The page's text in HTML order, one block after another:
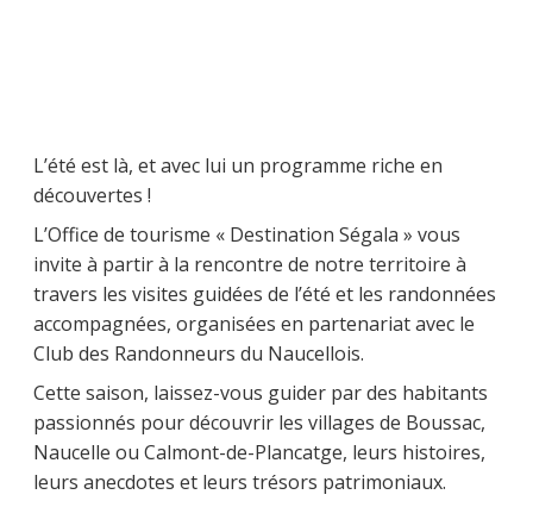
L’été est là, et avec lui un programme riche en
découvertes !
L’Office de tourisme « Destination Ségala » vous
invite à partir à la rencontre de notre territoire à
travers les visites guidées de l’été et les randonnées
accompagnées, organisées en partenariat avec le
Club des Randonneurs du Naucellois.
Cette saison, laissez-vous guider par des habitants
passionnés pour découvrir les villages de Boussac,
Naucelle ou Calmont-de-Plancatge, leurs histoires,
leurs anecdotes et leurs trésors patrimoniaux.